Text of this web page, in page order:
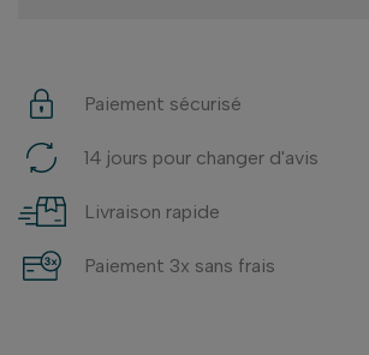
Paiement sécurisé
14 jours pour changer d'avis
Livraison rapide
Paiement 3x sans frais